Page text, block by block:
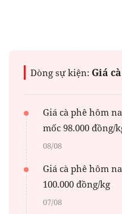
Dòng sự kiện: Giá
Giá cà phê hôm
mốc 98.000 đồng/
08/08
Giá cà phê hôm
100.000 đồng/kg
07/08